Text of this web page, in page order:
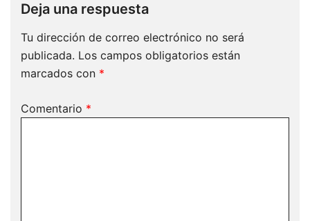
Deja una respuesta
Tu dirección de correo electrónico no será
publicada. Los campos obligatorios están
marcados con *
Comentario *